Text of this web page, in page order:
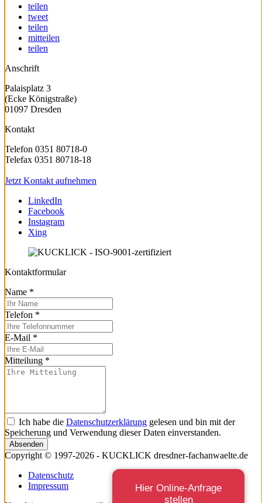
teilen
tweet
teilen
mitteilen
teilen
Anschrift
Palaisplatz 3
(Ecke Königstraße)
01097 Dresden
Kontakt
Telefon 0351 80718-0
Telefax 0351 80718-18
Jetzt Kontakt aufnehmen
LinkedIn
Facebook
Instagram
Xing
Kontaktformular
Name *
Telefon *
E-Mail *
Mitteilung *
Ich habe die Datenschutzerklärung gelesen und bin mit der
Speicherung und Verwendung dieser Daten einverstanden.
Absenden
Copyright © 1997-2026 - KUCKLICK dresdner-fachanwaelte.de
Datenschutz
Impressum
Hier Online-Anfrage
stellen